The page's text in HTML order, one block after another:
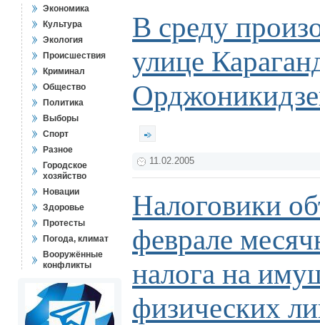
Экономика
Культура
Экология
Происшествия
Криминал
Общество
Политика
Выборы
Спорт
Разное
Городское
хозяйство
Новации
Здоровье
Протесты
Погода, климат
Вооружённые
конфликты
В среду
улице
11.02.2005
Налоговики
феврале
налога на
физических